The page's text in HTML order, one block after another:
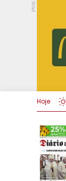
PUB.
Hoje